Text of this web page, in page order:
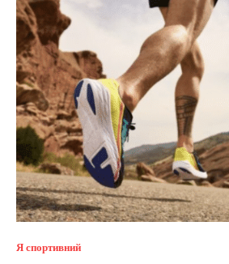
Я спортивний